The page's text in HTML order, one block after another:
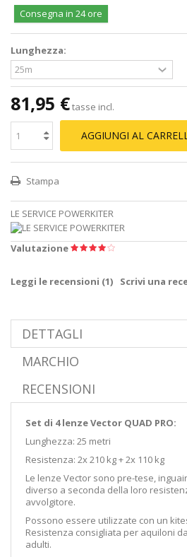
Consegna in 24 ore
Lunghezza:
81,95 €tasse incl.
AGGIUNGI AL
Stampa
LE SERVICE POWERKITER
Valutazione
Leggi le recensioni (1) Scrivi una
DETTAGLI
MARCHIO
RECENSIONI
Set di 4 lenze Vector QUAD PRO:
Lunghezza: 25 metri
Resistenza: 2x 210 kg + 2x 110 kg
Le lenze Vector sono pre-tese,
diverso a seconda della loro
avvolgitore.
Possono essere utilizzate con un
Resistenza consigliata per aquiloni
adulti.